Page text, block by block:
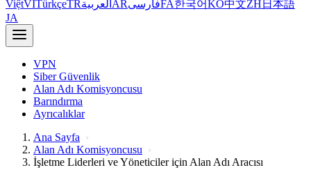
ViệtVITürkçeTRالعربية ARفارسیFA한국어KO中文ZH 日本語
JA
VPN
Siber Güvenlik
Alan Adı Komisyoncusu
Barındırma
Ayrıcalıklar
Ana Sayfa
Alan Adı Komisyoncusu
İşletme Liderleri ve Yöneticiler için Alan Adı Aracısı